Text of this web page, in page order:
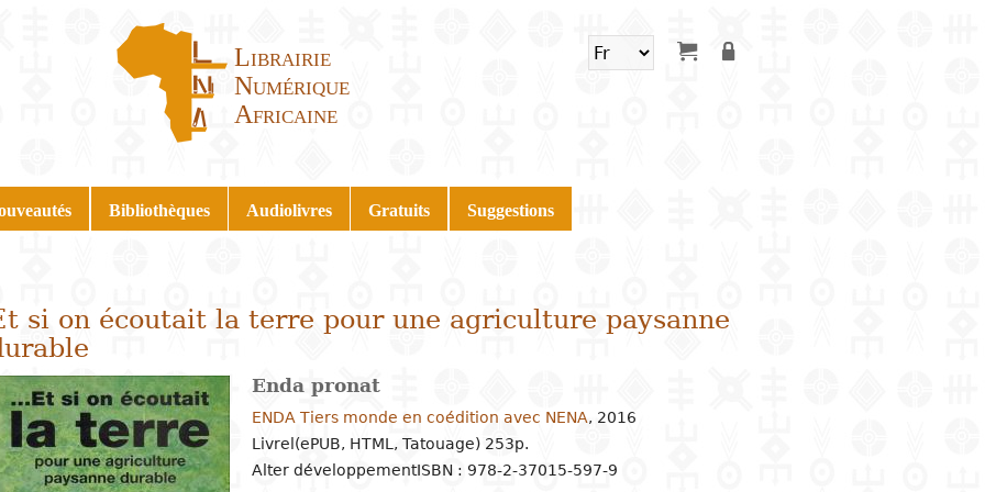
Librairie
Numérique
Africaine
Bibliothèques Audiolivres Gratuits Suggestions
si on écoutait la terre pour une agriculture paysanne
Enda pronat
ENDA Tiers monde en coédition avec NENA, 2016
Livrel(ePUB, HTML, Tatouage) 253p.
Alter développementISBN : 978-2-37015-597-9